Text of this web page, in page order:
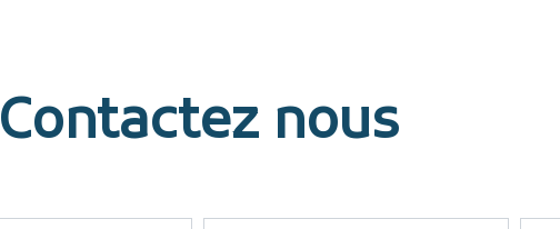
Contactez nous